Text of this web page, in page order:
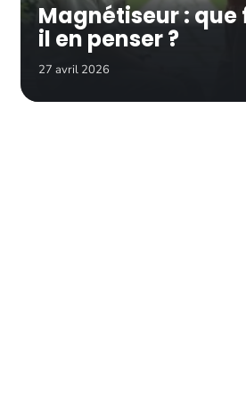
Magnétiseur :
il en penser ?
27 avril 2026